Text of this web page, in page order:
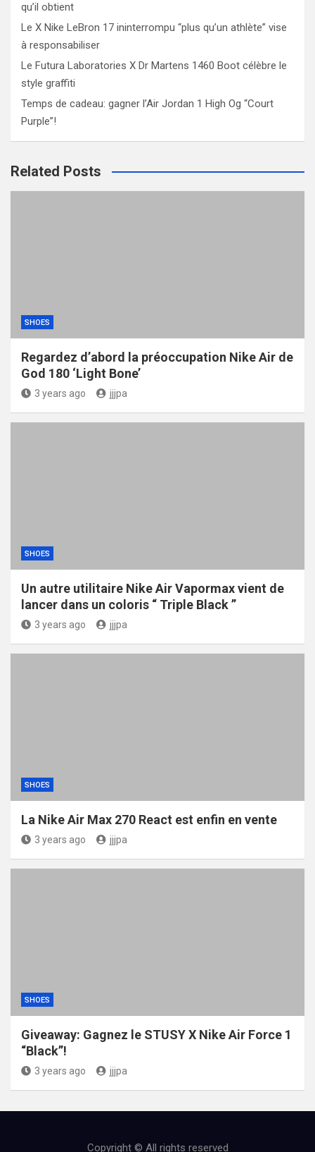
qu’il obtient
Le X Nike LeBron 17 ininterrompu “plus qu’un athlète” vise
à responsabiliser
Le Futura Laboratories X Dr Martens 1460 Boot célèbre le
style graffiti
Temps de cadeau: gagner l’Air Jordan 1 High Og “Court
Purple”!
Related Posts
SHOES
Regardez d’abord la préoccupation Nike Air de
God 180 ‘Light Bone’
3 years ago jjjpa
SHOES
Un autre utilitaire Nike Air Vapormax vient de
lancer dans un coloris “ Triple Black ”
3 years ago jjjpa
SHOES
La Nike Air Max 270 React est enfin en vente
3 years ago jjjpa
SHOES
Giveaway: Gagnez le STUSY X Nike Air Force 1
“Black”!
3 years ago jjjpa
Copyright © All rights reserved